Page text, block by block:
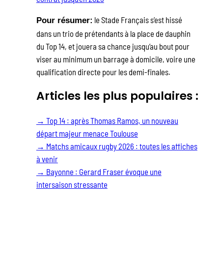
Pour résumer: le Stade Français s’est hissé
dans un trio de prétendants à la place de dauphin
du Top 14, et jouera sa chance jusqu’au bout pour
viser au minimum un barrage à domicile, voire une
qualification directe pour les demi-finales.
Articles les plus populaires :
→ Top 14 : après Thomas Ramos, un nouveau
départ majeur menace Toulouse
→ Matchs amicaux rugby 2026 : toutes les affiches
à venir
→ Bayonne : Gerard Fraser évoque une
intersaison stressante